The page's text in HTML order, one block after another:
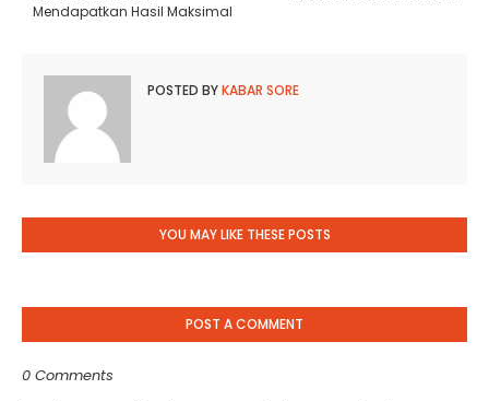
Mendapatkan Hasil Maksimal
POSTED BYKABAR SORE
YOU MAY LIKE THESE POSTS
POST A COMMENT
0 Comments